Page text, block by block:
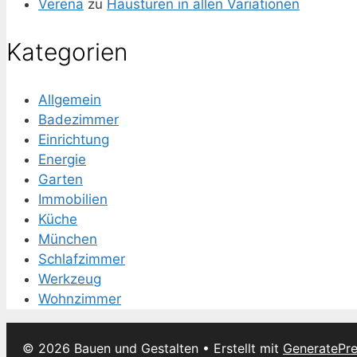
Verena zu Haustüren in allen Variationen
Kategorien
Allgemein
Badezimmer
Einrichtung
Energie
Garten
Immobilien
Küche
München
Schlafzimmer
Werkzeug
Wohnzimmer
© 2026 Bauen und Gestalten • Erstellt mit